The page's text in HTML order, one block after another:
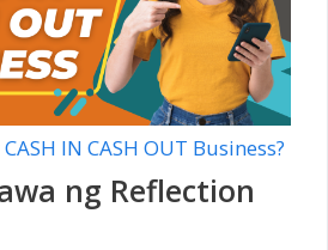
IN CASH OUT Business?
ng Reflection